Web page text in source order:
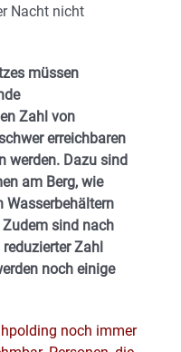
Nacht nicht
müssen
Zahl von
erreichbaren
werden. Dazu sind
am Berg, wie
Wasserbehältern
sind nach
Zahl
noch einige
noch immer